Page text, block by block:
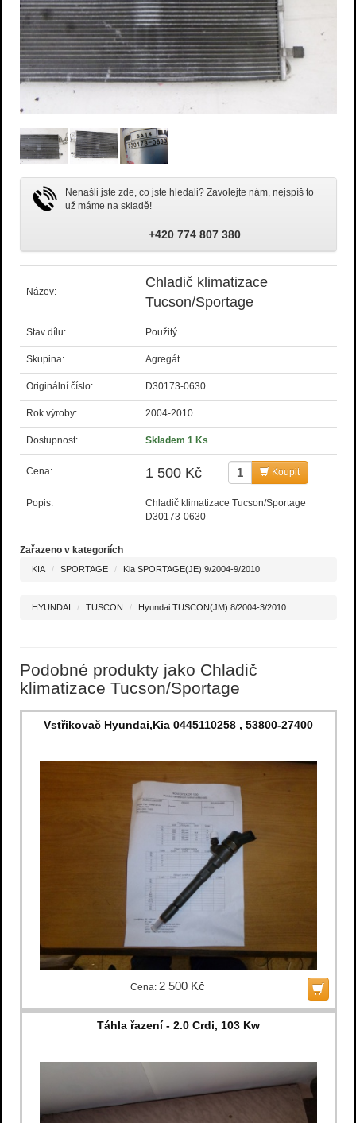
Nenašli jste zde, co jste hledali? Zavolejte nám, nejspíš to
už máme na skladě!
+420 774 807 380
Název:
Chladič klimatizace
Tucson/Sportage
Stav dílu: Použitý
Skupina: Agregát
Originální číslo: D30173-0630
Rok výroby: 2004-2010
Dostupnost: Skladem 1 Ks
Cena: 1 500 Kč Koupit
Popis:
Chladič klimatizace Tucson/Sportage
D30173-0630
Zařazeno v kategoriích
KIA SPORTAGE Kia SPORTAGE(JE) 9/2004-9/2010
HYUNDAI TUSCON Hyundai TUSCON(JM) 8/2004-3/2010
Podobné produkty jako Chladič
klimatizace Tucson/Sportage
Vstřikovač Hyundai,Kia 0445110258 , 53800-27400
Cena: 2 500 Kč
Táhla řazení - 2.0 Crdi, 103 Kw